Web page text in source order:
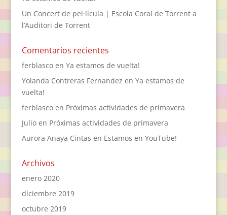
Un Concert de pel·lícula | Escola Coral de Torrent a
l’Auditori de Torrent
Comentarios recientes
ferblascoen Ya estamos de vuelta!
Yolanda Contreras Fernandez en Ya estamos de
vuelta!
ferblascoen Próximas actividades de primavera
Julioen Próximas actividades de primavera
Aurora Anaya Cintas en Estamos en YouTube!
Archivos
enero 2020
diciembre 2019
octubre 2019